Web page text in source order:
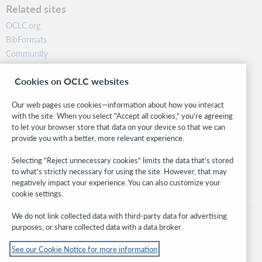
Related sites
OCLC.org
BibFormats
Community
Research
WebJunction
Stay in the know.
Get the latest product updates, research, events, and much more—
right to your inbox.
Subscribe now
© 2026 OCLC
Cookies on OCLC websites
Our web pages use cookies—information about how you interact
with the site. When you select “Accept all cookies,” you’re agreeing
to let your browser store that data on your device so that we can
provide you with a better, more relevant experience.
Selecting “Reject unnecessary cookies” limits the data that’s stored
to what’s strictly necessary for using the site. However, that may
negatively impact your experience. You can also customize your
cookie settings.
We do not link collected data with third-party data for advertising
purposes, or share collected data with a data broker.
See our Cookie Notice for more information